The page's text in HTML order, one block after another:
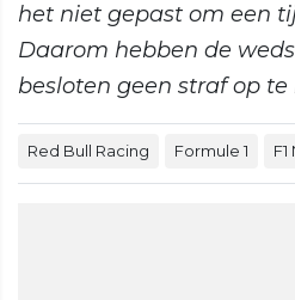
het niet gepast om een
Daarom hebben de
besloten geen straf op te
Red Bull Racing Formule 1